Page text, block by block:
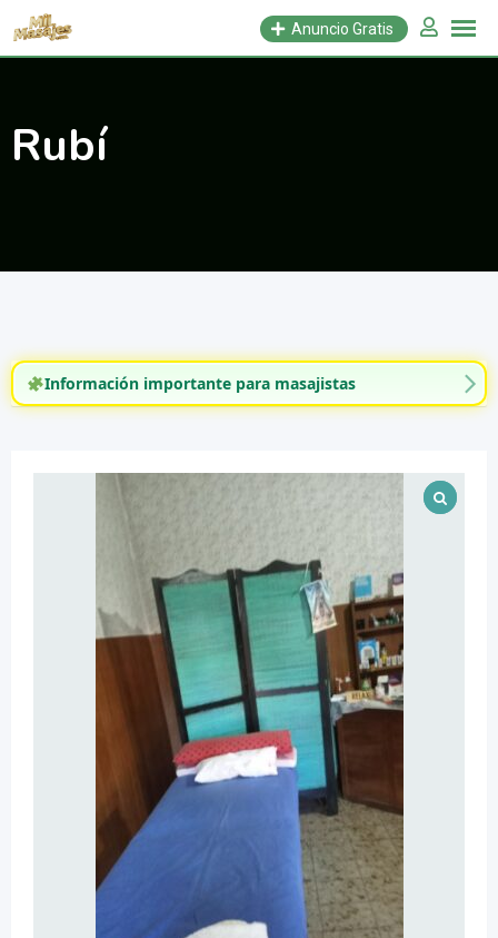
Saltar
Anuncio Gratis
Rubí
Información importante para masajistas